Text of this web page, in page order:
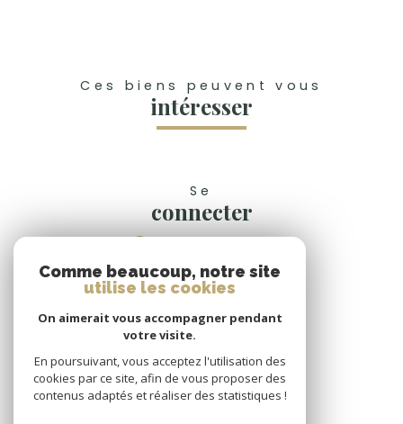
Ces biens peuvent vous
intéresser
Se
connecter
Nous
Nous
adhérons
Comme beaucoup, notre site
utilise les cookies
On aimerait vous accompagner pendant
votre visite.
En poursuivant, vous acceptez l'utilisation des
cookies par ce site, afin de vous proposer des
contenus adaptés et réaliser des statistiques !